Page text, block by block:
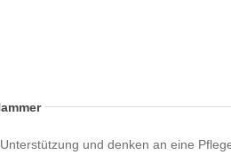
und denken an eine